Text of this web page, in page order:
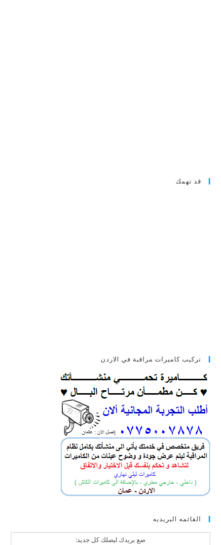
قد تهمك
تركيب كاميرات مراقبة في الاردن
القائمه البريديه
ضع بريدك ليصلك كل جديد: